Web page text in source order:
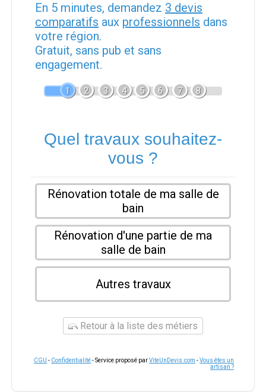
En 5 minutes, demandez 3 devis
comparatifs aux professionnels dans
votre région.
Gratuit, sans pub et sans
engagement.
1 2 3 4 5 6 7 8
Quel travaux souhaitez-
vous ?
Rénovation totale de ma salle de
bain
Rénovation d'une partie de ma
salle de bain
Autres travaux
Retour à la liste des métiers
CGU - Confidentialité- Service proposé parViteUnDevis.com -Vous êtes un
artisan ?